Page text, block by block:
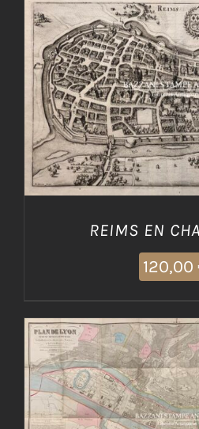
AGGIUNGI AL
REIMS EN
120,00
AGGIUNGI AL